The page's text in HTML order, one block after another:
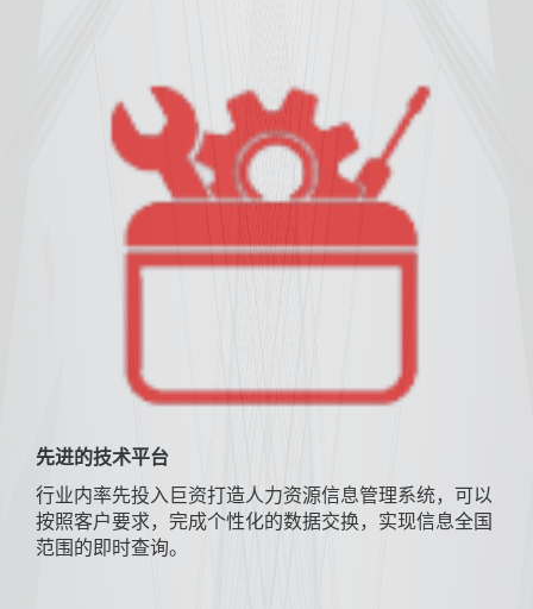
先进的技术平台
行业内率先投入巨资打造人力资源信息管理系统，可以
按照客户要求，完成个性化的数据交换，实现信息全国
范围的即时查询。